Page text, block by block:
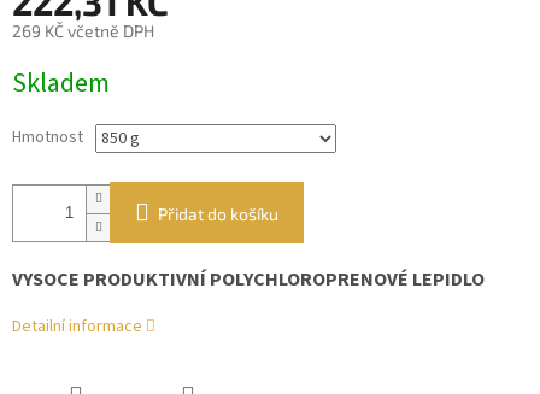
269 KČ včetně DPH
cena:
Skladem
Hmotnost
Přidat do košíku
VYSOCE PRODUKTIVNÍ POLYCHLOROPRENOVÉ LEPIDLO
Detailní informace